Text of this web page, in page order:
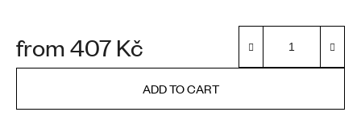
from407 Kč
Measure price:
ADD TO CART